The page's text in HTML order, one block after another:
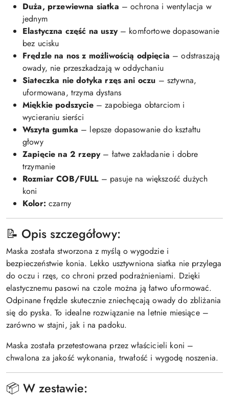
Duża, przewiewna siatka – ochrona i wentylacja w
jednym
Elastyczna część na uszy– komfortowe dopasowanie
bez ucisku
Frędzle na nos z możliwością odpięcia – odstraszają
owady, nie przeszkadzają w oddychaniu
Siateczka nie dotyka rzęs ani oczu – sztywna,
uformowana, trzyma dystans
Miękkie podszycie– zapobiega obtarciom i
wycieraniu sierści
Wszyta gumka – lepsze dopasowanie do kształtu
głowy
Zapięcie na 2 rzepy– łatwe zakładanie i dobre
trzymanie
Rozmiar COB/FULL– pasuje na większość dużych
koni
Kolor: czarny
📝 Opis szczegółowy:
Maska została stworzona z myślą o wygodzie i
bezpieczeństwie konia. Lekko usztywniona siatka nie przylega
do oczu i rzęs, co chroni przed podrażnieniami. Dzięki
elastycznemu pasowi na czole można ją łatwo uformować.
Odpinane frędzle skutecznie zniechęcają owady do zbliżania
się do pyska. To idealne rozwiązanie na letnie miesiące –
zarówno w stajni, jak i na padoku.
Maska została przetestowana przez właścicieli koni –
chwalona za jakość wykonania, trwałość i wygodę noszenia.
📦 W zestawie: